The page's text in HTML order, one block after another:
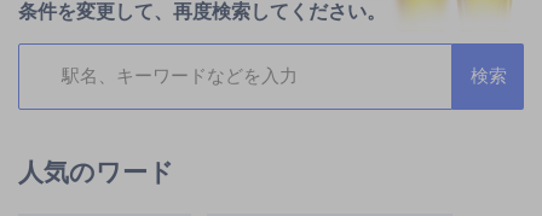
条件を変更して、再度検索してください。
人気のワード